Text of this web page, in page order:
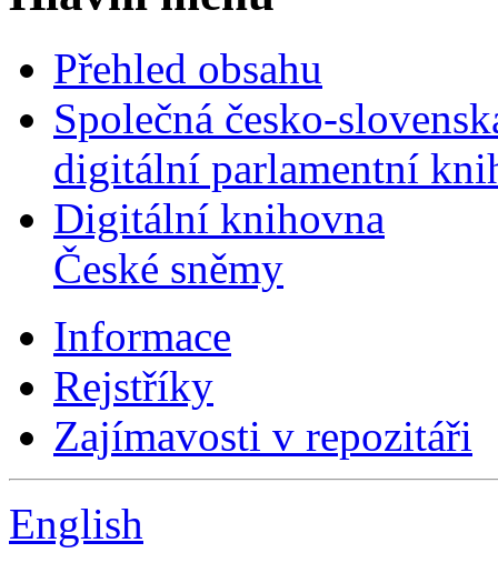
Přehled obsahu
Společná česko-
digitální parlamentní
Digitální knihovna
České sněmy
Informace
Rejstříky
Zajímavosti v repozitáři
English